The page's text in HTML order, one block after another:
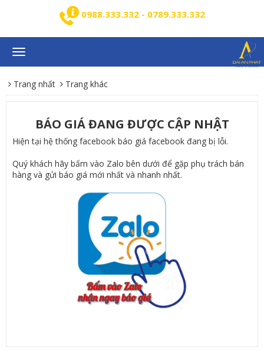
0988.333.332 - 0789.333.332
Toggle
navigation
Trang nhất
Trang khác
BÁO GIÁ ĐANG ĐƯỢC CẬP NHẬT
Hiện tại hệ thống facebook báo giá facebook đang bị lỗi.
Quý khách hãy bấm vào Zalo bên dưới để gặp phụ trách bán
hàng và gửi báo giá mới nhất và nhanh nhất.